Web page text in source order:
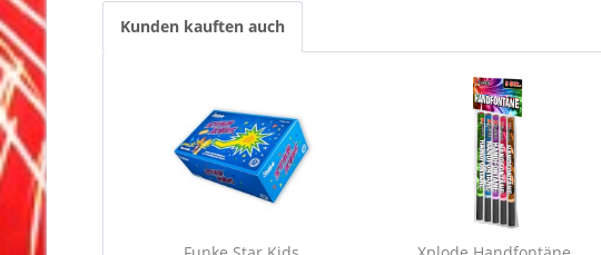
Kunden kauften auch